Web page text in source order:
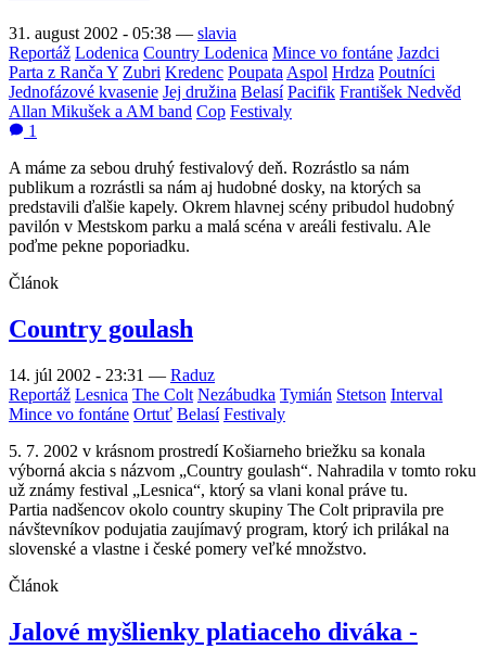
31. august 2002 - 05:38 — slavia
Reportáž Lodenica Country Lodenica Mince vo fontáne Jazdci
Parta z Ranča Y Zubri Kredenc Poupata Aspol Hrdza Poutníci
Jednofázové kvasenie Jej družina Belasí Pacifik František Nedvěd
Allan Mikušek a AM band Cop Festivaly
1
A máme za sebou druhý festivalový deň. Rozrástlo sa nám
publikum a rozrástli sa nám aj hudobné dosky, na ktorých sa
predstavili ďalšie kapely. Okrem hlavnej scény pribudol hudobný
pavilón v Mestskom parku a malá scéna v areáli festivalu. Ale
poďme pekne poporiadku.
Článok
Country goulash
14. júl 2002 - 23:31 — Raduz
Reportáž Lesnica The Colt Nezábudka Tymián Stetson Interval
Mince vo fontáne Ortuť Belasí Festivaly
5. 7. 2002 v krásnom prostredí Košiarneho briežku sa konala
výborná akcia s názvom „Country goulash“. Nahradila v tomto roku
už známy festival „Lesnica“, ktorý sa vlani konal práve tu.
Partia nadšencov okolo country skupiny The Colt pripravila pre
návštevníkov podujatia zaujímavý program, ktorý ich prilákal na
slovenské a vlastne i české pomery veľké množstvo.
Článok
Jalové myšlienky platiaceho diváka -